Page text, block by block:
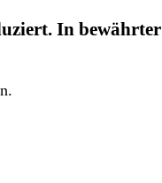
In bewährter